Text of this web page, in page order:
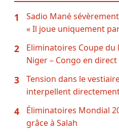
1
Sadio Mané
« Il joue uniquement
2
Eliminatoires Coupe du
Niger – Congo en direct
3
Tension dans le
interpellent
4
Éliminatoires Mondial
grâce à Salah